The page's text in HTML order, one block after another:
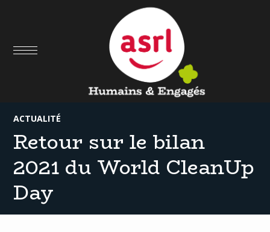
ACTUALITÉ
Retour sur le bilan
2021 du World CleanUp
Day